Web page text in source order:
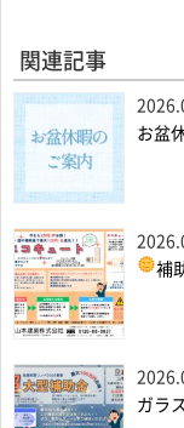
関連記事
お盆
補
ガラ